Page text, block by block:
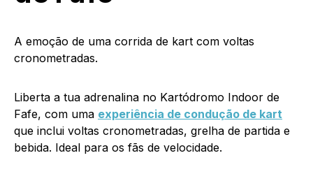
A emoção de uma corrida de kart com voltas
cronometradas.
Liberta a tua adrenalina no Kartódromo Indoor de
Fafe, com uma experiência de condução de kart
que inclui voltas cronometradas, grelha de partida e
bebida. Ideal para os fãs de velocidade.